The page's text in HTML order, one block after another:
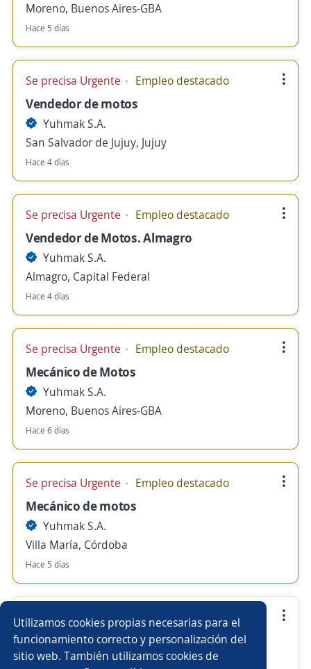
Utilizamos cookies propias necesarias para el
funcionamiento correcto y personalización del
sitio web. También utilizamos cookies de
Moreno, Buenos Aires-GBA
Hace 5 días
Se precisa Urgente Empleo destacado
Vendedor de motos
Yuhmak S.A.
San Salvador de Jujuy, Jujuy
Hace 4 días
Se precisa Urgente Empleo destacado
Vendedor de Motos. Almagro
Yuhmak S.A.
Almagro, Capital Federal
Hace 4 días
Se precisa Urgente Empleo destacado
Mecánico de Motos
Yuhmak S.A.
Moreno, Buenos Aires-GBA
Hace 6 días
Se precisa Urgente Empleo destacado
Mecánico de motos
Yuhmak S.A.
Villa María, Córdoba
Hace 5 días
Administrativo/a de Planes de Ahorro
Yuhmak S.A.
San Miguel de Tucumán, Tucumán